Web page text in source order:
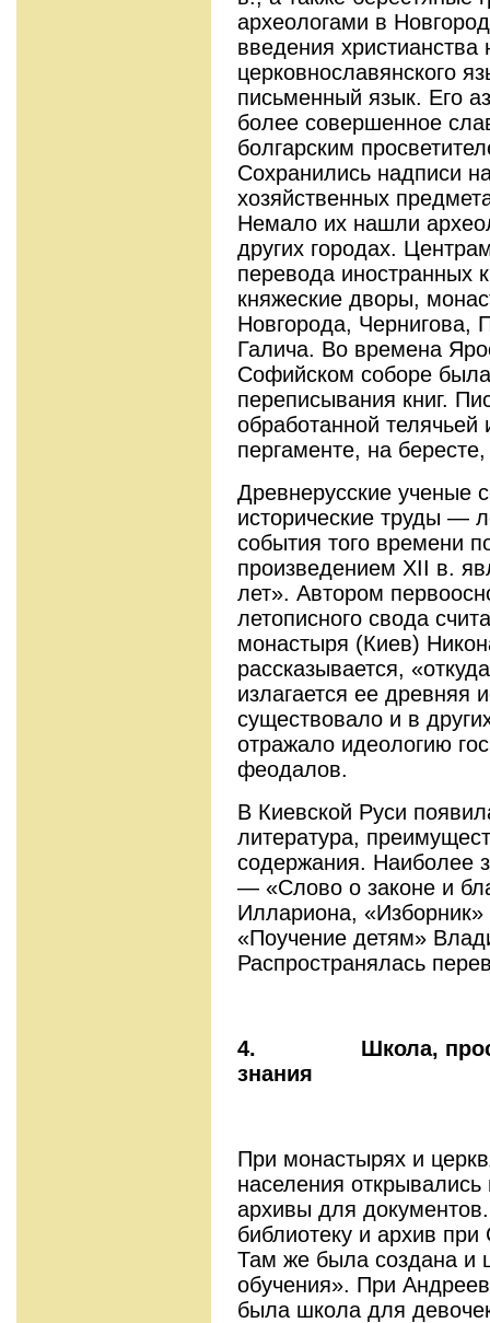
археологами в
введения христианства
церковнославянского
письменный язык. Его
более совершенное
болгарским
Сохранились надписи
хозяйственных
Немало их нашли
других городах.
перевода иностранных
княжеские дворы,
Новгорода, Чернигова,
Галича. Во времена
Софийском соборе
переписывания книг.
обработанной
пергаменте, на
Древнерусские ученые
исторические труды —
события того времени
произведением XII в.
лет». Автором
летописного свода
монастыря (Киев)
рассказывается,
излагается ее древняя
существовало и в
отражало идеологию
феодалов.
В Киевской Руси
литература,
содержания. Наиболее
— «Слово о законе и
Иллариона,
«Поучение детям»
Распространялась
4. Школа,
знания
При монастырях и
населения
архивы для
библиотеку и архив
Там же была создана и
обучения». При
была школа для